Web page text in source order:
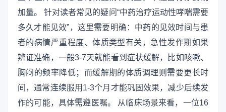
加量。 针对读者常见的疑问“中药治疗运动性哮喘需要
多久才能见效”，这里需要明确：中药的见效时间与患
者的病情严重程度、体质类型有关，急性发作期如果
辨证准确，一般3-7天就能看到症状缓解，比如咳嗽、
胸闷的频率降低；而缓解期的体质调理则需要更长时
间，通常连续服用1-3个月才能巩固效果，减少后续发
作的可能，具体需遵医嘱。 从临床场景来看，一位16